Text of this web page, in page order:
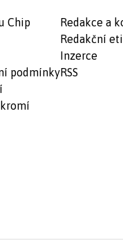
Chip
podmínky
Redakce a
Redakční
Inzerce
RSS